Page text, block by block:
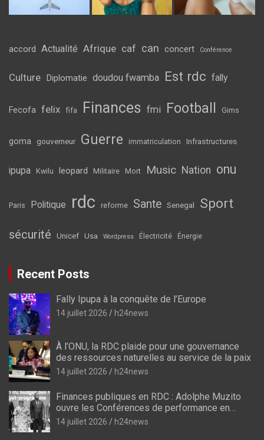
accord Actualité Afrique caf can concert Conférence
Culture Diplomatie doudou fwamba Est rdc fally
Fecofa felix fifa Finances fmi Football Gims
goma gouverneur Guerre immatriculation Infrastructures
ipupa Kwilu leopard Militaire Mort Music Nation onu
Paris Politique rdc reforme Sante Senegal Sport
sécurité Unicef Usa Wordpress Électricité Énergie
Recent Posts
Fally Ipupa à la conquête de l’Europe
14 juillet 2026 h24news
À l’ONU, la RDC plaide pour une gouvernance
des ressources naturelles au service de la paix
14 juillet 2026 h24news
Finances publiques en RDC : Adolphe Muzito
ouvre les Conférences de performance en
prélude au budget-programme de 2028
14 juillet 2026 h24news